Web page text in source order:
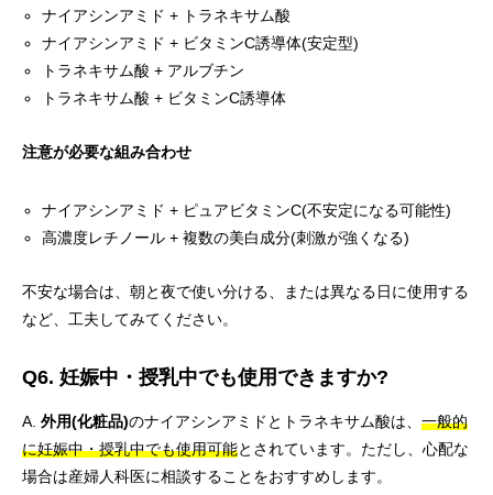
ナイアシンアミド + トラネキサム酸
ナイアシンアミド + ビタミンC誘導体(安定型)
トラネキサム酸 + アルブチン
トラネキサム酸 + ビタミンC誘導体
注意が必要な組み合わせ
ナイアシンアミド + ピュアビタミンC(不安定になる可能性)
高濃度レチノール + 複数の美白成分(刺激が強くなる)
不安な場合は、朝と夜で使い分ける、または異なる日に使用する
など、工夫してみてください。
Q6. 妊娠中・授乳中でも使用できますか?
A. 外用(化粧品)のナイアシンアミドとトラネキサム酸は、 一般的
に妊娠中・授乳中でも使用可能とされています。ただし、心配な
場合は産婦人科医に相談することをおすすめします。